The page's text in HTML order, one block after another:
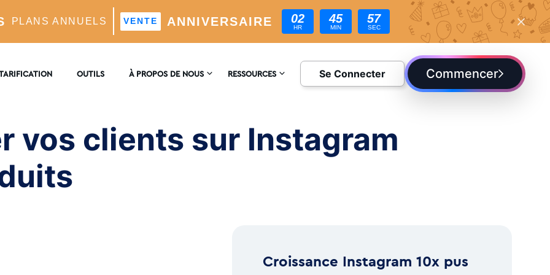
PLANS ANNUELS ANNIVERSAIRE
VENTE 02
HR
45
MIN
55
SEC
Par L'IA
OUTILS À PROPOS DE NOUS RESSOURCES Se Connecter Commencer
vos clients sur Instagram
Croissance Instagram 10x pus